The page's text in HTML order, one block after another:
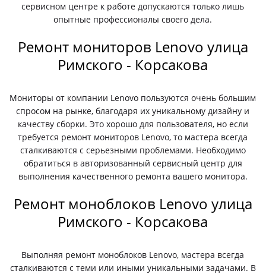
сервисном центре к работе допускаются только лишь
опытные профессионалы своего дела.
Ремонт мониторов Lenovo улица
Римского - Корсакова
Мониторы от компании Lenovo пользуются очень большим
спросом на рынке, благодаря их уникальному дизайну и
качеству сборки. Это хорошо для пользователя, но если
требуется ремонт мониторов Lenovo, то мастера всегда
сталкиваются с серьезными проблемами. Необходимо
обратиться в авторизованный сервисный центр для
выполнения качественного ремонта вашего монитора.
Ремонт моноблоков Lenovo улица
Римского - Корсакова
Выполняя ремонт моноблоков Lenovo, мастера всегда
сталкиваются с теми или иными уникальными задачами. В